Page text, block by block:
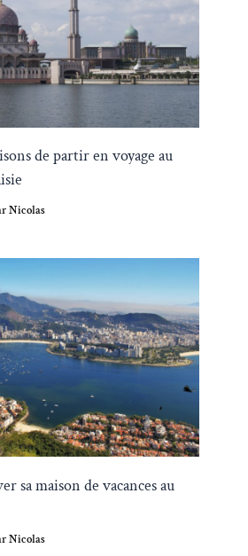
de partir en voyage au
Nicolas
sa maison de vacances au
Nicolas